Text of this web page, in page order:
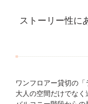
ストーリー性に
ワンフロアー貸切の「
大人の空間だけでなく